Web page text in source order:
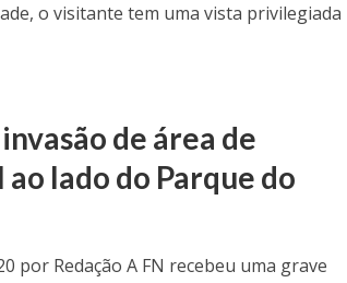
o visitante tem uma vista privilegiada
de área de
lado do Parque do
por Redação A FN recebeu uma grave